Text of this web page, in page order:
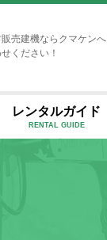
売建機ならクマケンへ
ください！
レンタルガイド
RENTAL GUIDE